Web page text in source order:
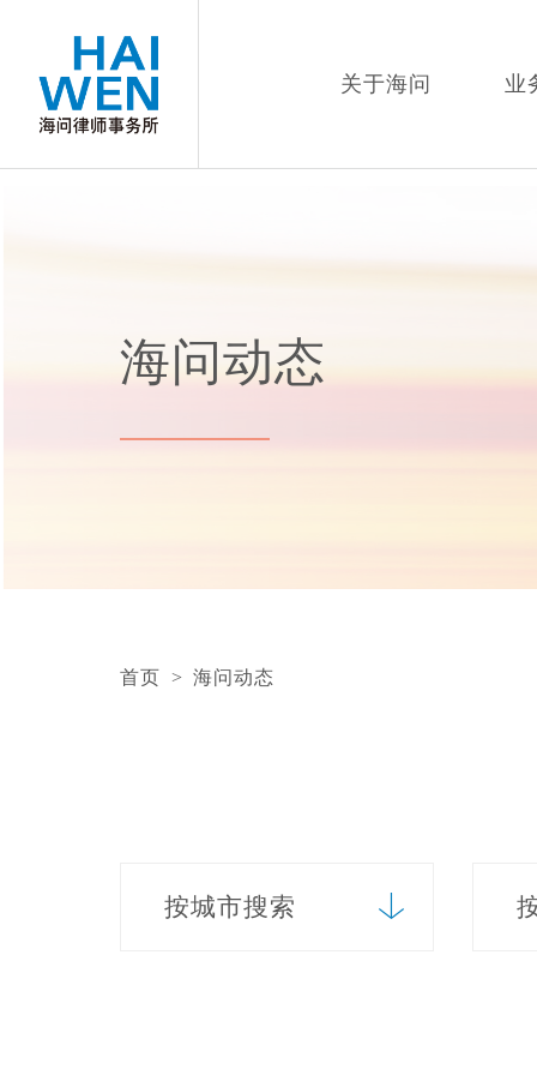
关于海问 业
海问动态
首页 > 海问动态
按城市搜索